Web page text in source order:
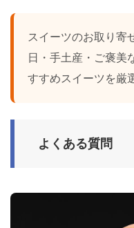
スイーツのお取り寄
日・手土産・ご褒美
すすめスイーツを厳
よくある質問